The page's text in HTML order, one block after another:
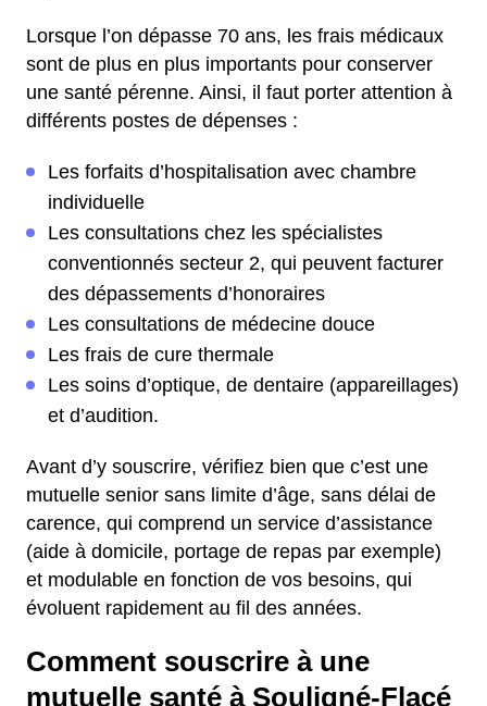
Lorsque l’on dépasse 70 ans, les frais médicaux
sont de plus en plus importants pour conserver
une santé pérenne. Ainsi, il faut porter attention à
différents postes de dépenses :
Les forfaits d’hospitalisation avec chambre
individuelle
Les consultations chez les spécialistes
conventionnés secteur 2, qui peuvent facturer
des dépassements d’honoraires
Les consultations de médecine douce
Les frais de cure thermale
Les soins d’optique, de dentaire (appareillages)
et d’audition.
Avant d’y souscrire, vérifiez bien que c’est une
mutuelle senior sans limite d’âge, sans délai de
carence, qui comprend un service d’assistance
(aide à domicile, portage de repas par exemple)
et modulable en fonction de vos besoins, qui
évoluent rapidement au fil des années.
Comment souscrire à une
mutuelle santé à Souligné-Flacé